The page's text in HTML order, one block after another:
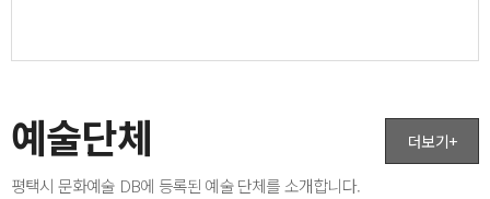
예술단체
평택시 문화예술 DB에 등록된 예술 단체를 소개합니다.
더보기+